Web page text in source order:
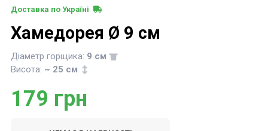
Доставка по Україні
Хамедорея Ø 9 см
Діаметр горщика: 9 см
Висота: ~ 25 см
179 грн